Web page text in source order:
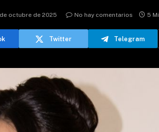
octubre de 2025 No hay comentarios 5
Twitter Telegram